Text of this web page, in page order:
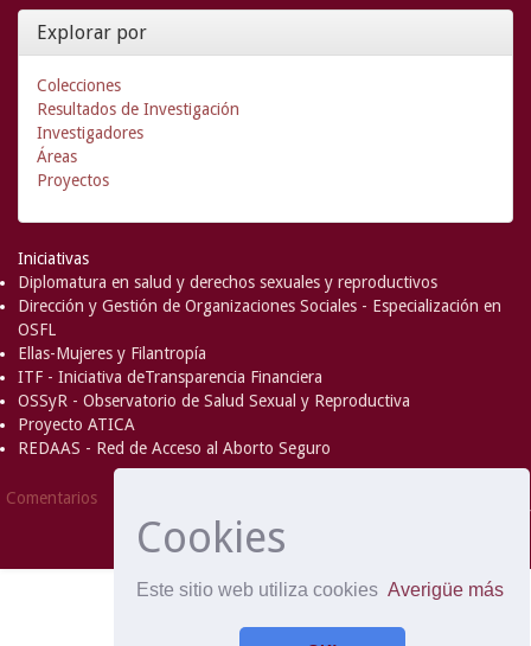
Cookies
Este sitio web utiliza cookies Averigüe más
Explorar por
Colecciones
Resultados de Investigación
Investigadores
Áreas
Proyectos
Iniciativas
Diplomatura en salud y derechos sexuales y reproductivos
Dirección y Gestión de Organizaciones Sociales - Especialización en
OSFL
Ellas-Mujeres y Filantropía
ITF - Iniciativa deTransparencia Financiera
OSSyR - Observatorio de Salud Sexual y Reproductiva
Proyecto ATICA
REDAAS - Red de Acceso al Aborto Seguro
Comentarios
- Extensión mantenida y
optimizado por